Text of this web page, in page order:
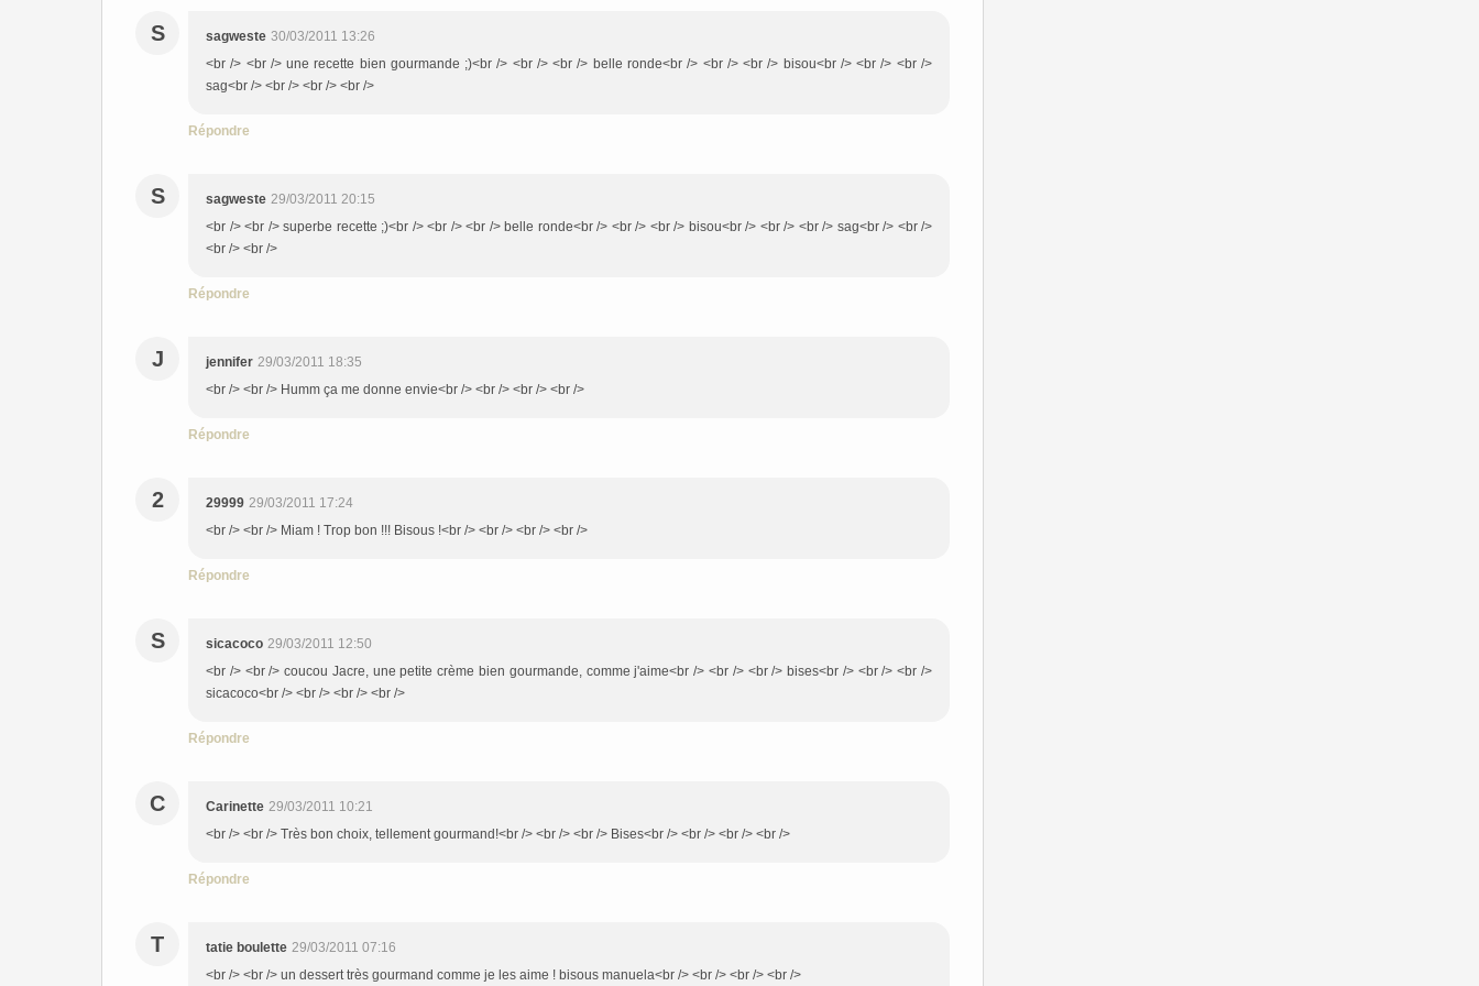
S sagweste 30/03/2011 13:26
<br /> <br /> une recette bien gourmande ;)<br /> <br /> <br /> belle ronde<br /> <br /> <br /> bisou<br /> <br /> <br />
sag<br /> <br /> <br /> <br />
Répondre
S sagweste 29/03/2011 20:15
<br /> <br /> superbe recette ;)<br /> <br /> <br /> belle ronde<br /> <br /> <br /> bisou<br /> <br /> <br /> sag<br /> <br />
<br /> <br />
Répondre
J jennifer 29/03/2011 18:35
<br /> <br /> Humm ça me donne envie<br /> <br /> <br /> <br />
Répondre
2 29999 29/03/2011 17:24
<br /> <br /> Miam ! Trop bon !!! Bisous !<br /> <br /> <br /> <br />
Répondre
S sicacoco 29/03/2011 12:50
<br /> <br /> coucou Jacre, une petite crème bien gourmande, comme j'aime<br /> <br /> <br /> bises<br /> <br /> <br />
sicacoco<br /> <br /> <br /> <br />
Répondre
C Carinette 29/03/2011 10:21
<br /> <br /> Très bon choix, tellement gourmand!<br /> <br /> <br /> Bises<br /> <br /> <br /> <br />
Répondre
T tatie boulette 29/03/2011 07:16
<br /> <br /> un dessert très gourmand comme je les aime ! bisous manuela<br /> <br /> <br /> <br />